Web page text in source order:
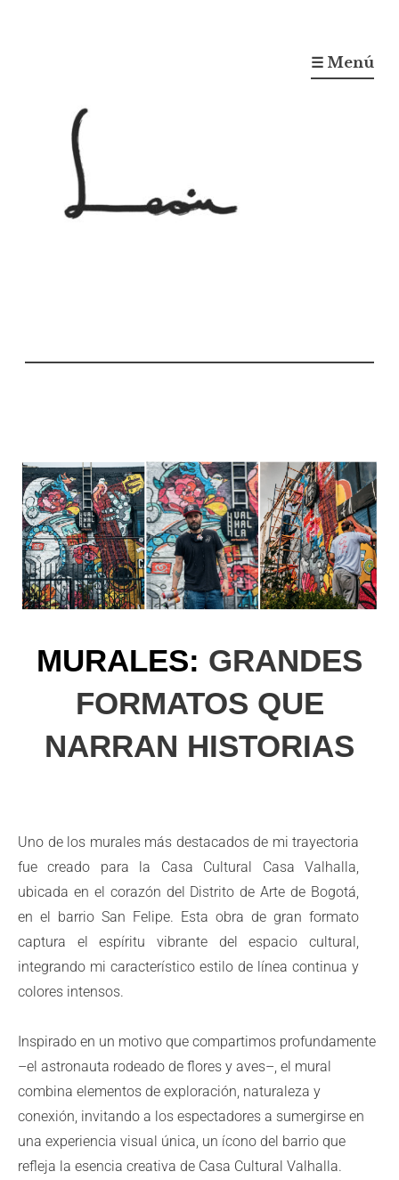
☰ Menú
MURALES: GRANDES
FORMATOS QUE
NARRAN HISTORIAS
Uno de los murales más destacados de mi trayectoria
fue creado para la Casa Cultural Casa Valhalla,
ubicada en el corazón del Distrito de Arte de Bogotá,
en el barrio San Felipe. Esta obra de gran formato
captura el espíritu vibrante del espacio cultural,
integrando mi característico estilo de línea continua y
colores intensos.
Inspirado en un motivo que compartimos profundamente
–el astronauta rodeado de flores y aves–, el mural
combina elementos de exploración, naturaleza y
conexión, invitando a los espectadores a sumergirse en
una experiencia visual única, un ícono del barrio que
refleja la esencia creativa de Casa Cultural Valhalla.